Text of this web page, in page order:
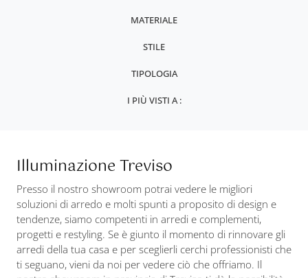
MATERIALE
STILE
TIPOLOGIA
I PIÙ VISTI A :
Illuminazione Treviso
Presso il nostro showroom potrai vedere le migliori
soluzioni di arredo e molti spunti a proposito di design e
tendenze, siamo competenti in arredi e complementi,
progetti e restyling. Se è giunto il momento di rinnovare gli
arredi della tua casa e per sceglierli cerchi professionisti che
ti seguano, vieni da noi per vedere ciò che offriamo. Il